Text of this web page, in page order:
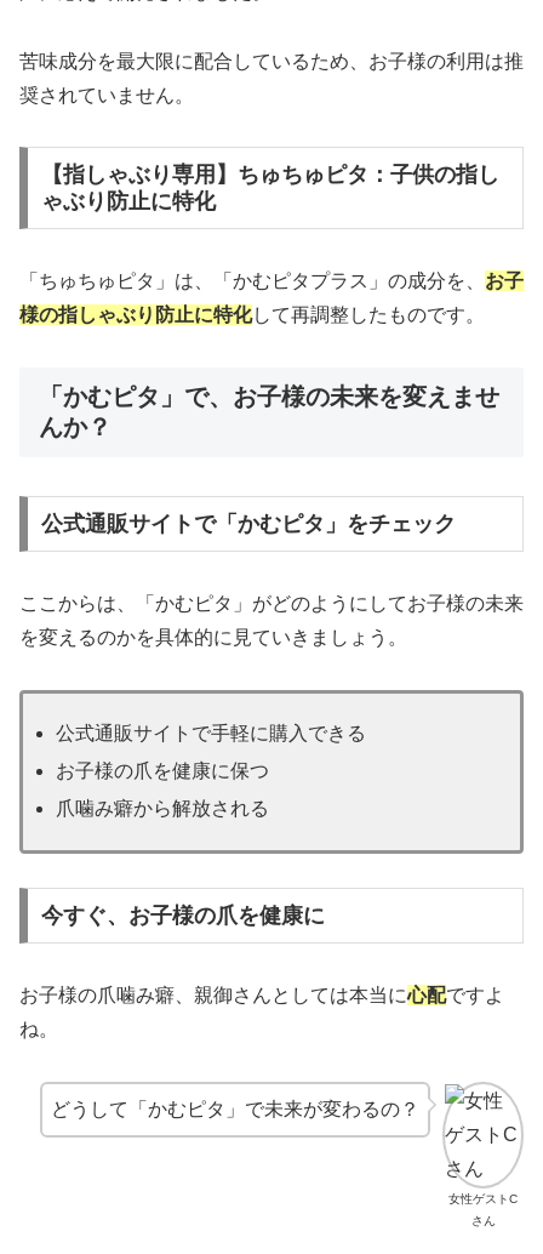
苦味成分を最大限に配合しているため、お子様の利用は推
奨されていません。
【指しゃぶり専用】ちゅちゅピタ：子供の指し
ゃぶり防止に特化
「ちゅちゅピタ」は、「かむピタプラス」の成分を、 お子
様の指しゃぶり防止に特化して再調整したものです。
「かむピタ」で、お子様の未来を変えませ
んか？
公式通販サイトで「かむピタ」をチェック
ここからは、「かむピタ」がどのようにしてお子様の未来
を変えるのかを具体的に見ていきましょう。
公式通販サイトで手軽に購入できる
お子様の爪を健康に保つ
爪噛み癖から解放される
今すぐ、お子様の爪を健康に
お子様の爪噛み癖、親御さんとしては本当に心配ですよ
ね。
女性ゲストC
さん
どうして「かむピタ」で未来が変わるの？